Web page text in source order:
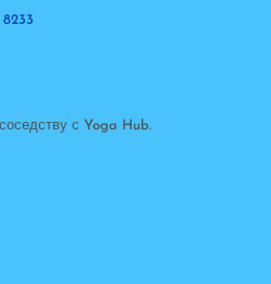
8233
с Yoga Hub.